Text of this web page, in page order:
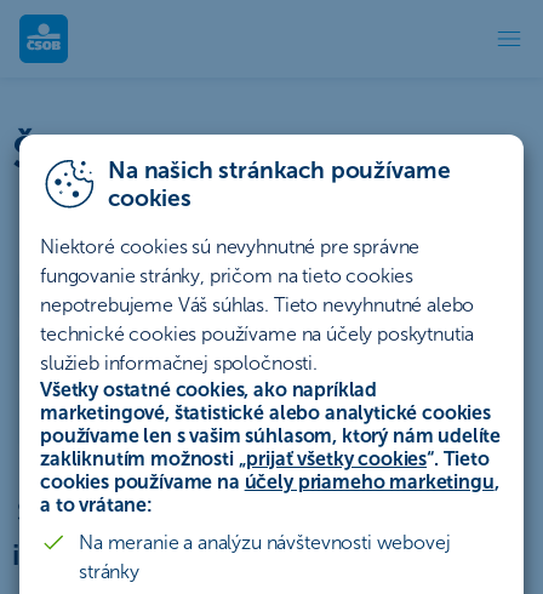
Na našich stránkach používame
cookies
Niektoré cookies sú nevyhnutné pre správne
fungovanie stránky, pričom na tieto cookies
nepotrebujeme Váš súhlas. Tieto nevyhnutné alebo
technické cookies používame na účely poskytnutia
služieb informačnej spoločnosti.
Všetky ostatné cookies, ako napríklad
marketingové, štatistické alebo analytické cookies
používame len s vašim súhlasom, ktorý nám udelíte
zakliknutím možnosti „prijať všetky cookies“. Tieto
cookies používame na účely priameho marketingu,
a to vrátane:
Na meranie a analýzu návštevnosti webovej
stránky
Štatúty súťaží a akcií
Účty a platby Úvery a lízing
Sporenie a investovanie Poistenie
Ostatné Archív
Štatút akcie „Vstúpte do sveta
investícií-podporíme Vás bonusom“